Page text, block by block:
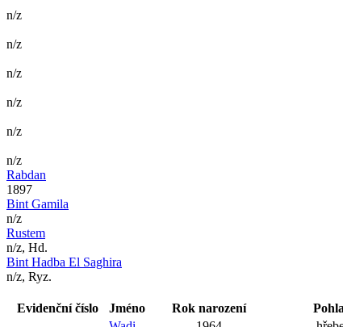
n/z
n/z
n/z
n/z
n/z
n/z
Rabdan
1897
Bint Gamila
n/z
Rustem
n/z, Hd.
Bint Hadba El Saghira
n/z, Ryz.
Evidenční číslo Jméno Rok narození